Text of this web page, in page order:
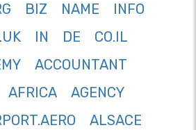
BIZ NAME
INFO
IN DE
CO.IL
ACCOUNTANT
AFRICA
AGENCY
ALSACE